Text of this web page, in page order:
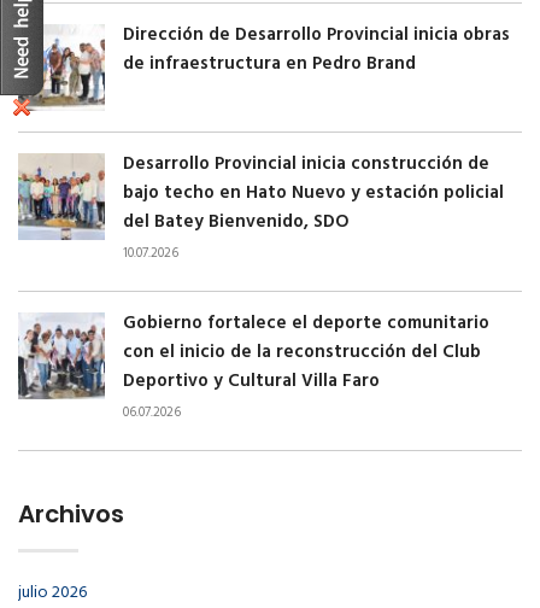
Dirección de Desarrollo Provincial inicia obras
de infraestructura en Pedro Brand
Desarrollo Provincial inicia construcción de
bajo techo en Hato Nuevo y estación policial
del Batey Bienvenido, SDO
10.07.2026
Gobierno fortalece el deporte comunitario
con el inicio de la reconstrucción del Club
Deportivo y Cultural Villa Faro
06.07.2026
Archivos
julio 2026